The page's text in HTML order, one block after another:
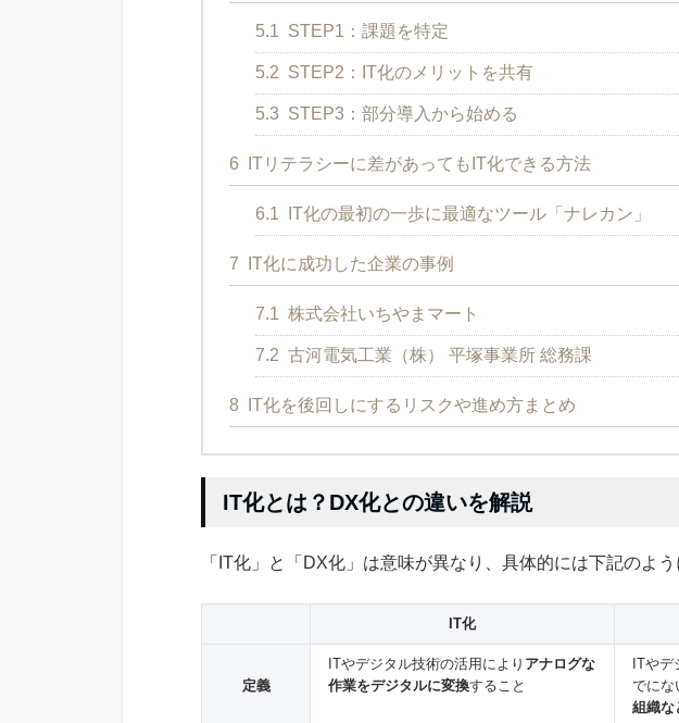
5.1 STEP1：課題を特定
5.2 STEP2：IT化のメリットを共有
5.3 STEP3：部分導入から始める
6 ITリテラシーに差があってもIT化できる方法
6.1 IT化の最初の一歩に最適なツール「ナレカン」
7 IT化に成功した企業の事例
7.1 株式会社いちやまマート
7.2 古河電気工業（株） 平塚事業所 総務課
8 IT化を後回しにするリスクや進め方まとめ
IT化とは？DX化との違いを解説
「IT化」と「DX化」は意味が異なり、具体的には下記のよう
IT化
定義
ITやデジタル技術の活用により アナログな
作業をデジタルに変換すること
ITや
でにな
組織な